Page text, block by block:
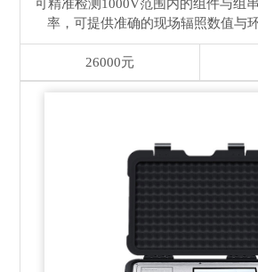
可精准检测1000V范围内的组件与组
率，可提供准确的现场辐照数值与
26000元